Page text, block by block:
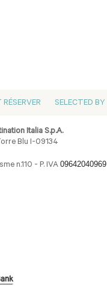
SELECTED BY
Italia S.p.A.
Blu I-09134
n.110 - P. IVA09642040969